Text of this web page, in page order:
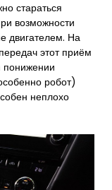
стараться
возможности
двигателем. На
этот приём
робот)
неплохо